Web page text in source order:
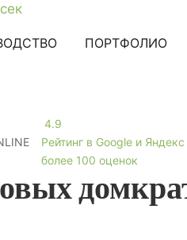
ПОРТФОЛИО
4.9
Рейтинг в Google и Яндекс
более 100 оценок